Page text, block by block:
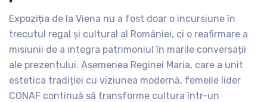
Expoziția de la Viena nu a fost doar o incursiune în
trecutul regal și cultural al României, ci o reafirmare a
misiunii de a integra patrimoniul în marile conversații
ale prezentului. Asemenea Reginei Maria, care a unit
estetica tradiției cu viziunea modernă, femeile lider
CONAF continuă să transforme cultura într-un